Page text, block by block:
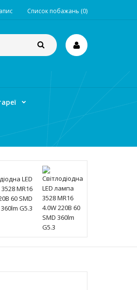
Список побажань (0)
LED
MR16
60 SMD
360lm G5.3